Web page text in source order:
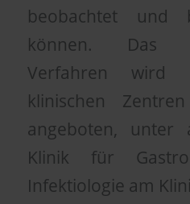
beobachtet und
können. Das
Verfahren
klinischen
angeboten,
Klinik für
Infektiologie am